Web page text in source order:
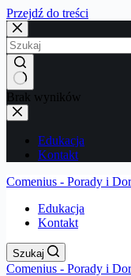
Przejdź do treści
Brak wyników
Edukacja
Kontakt
Comenius - Porady i
Edukacja
Kontakt
Szukaj
Comenius - Porady i